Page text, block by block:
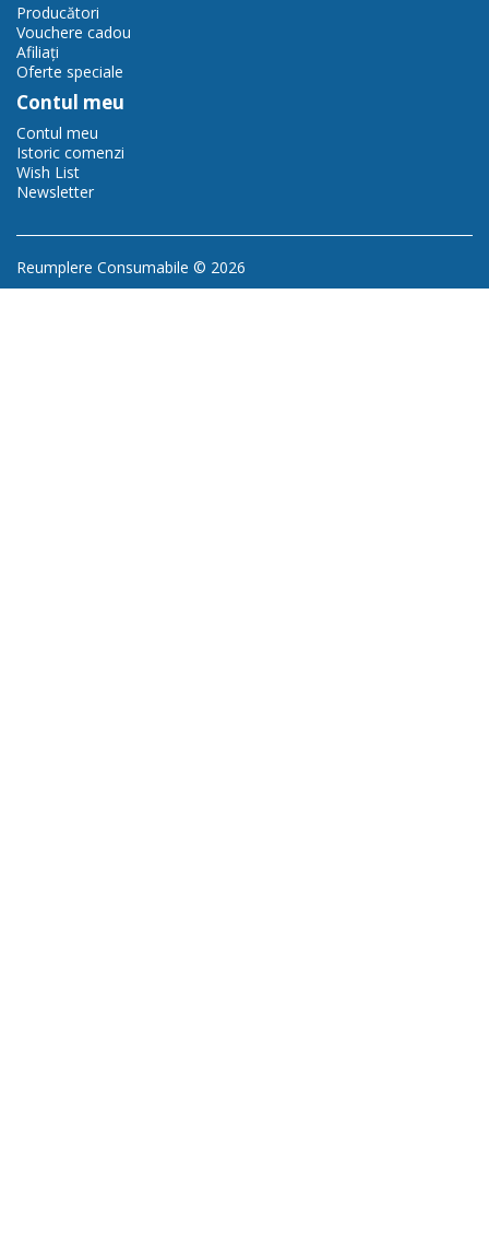
Producători
Vouchere cadou
Afiliaţi
Oferte speciale
Contul meu
Contul meu
Istoric comenzi
Wish List
Newsletter
Reumplere Consumabile © 2026